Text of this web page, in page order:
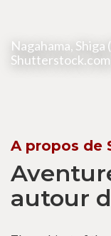
Nagahama,
A propos de
autour